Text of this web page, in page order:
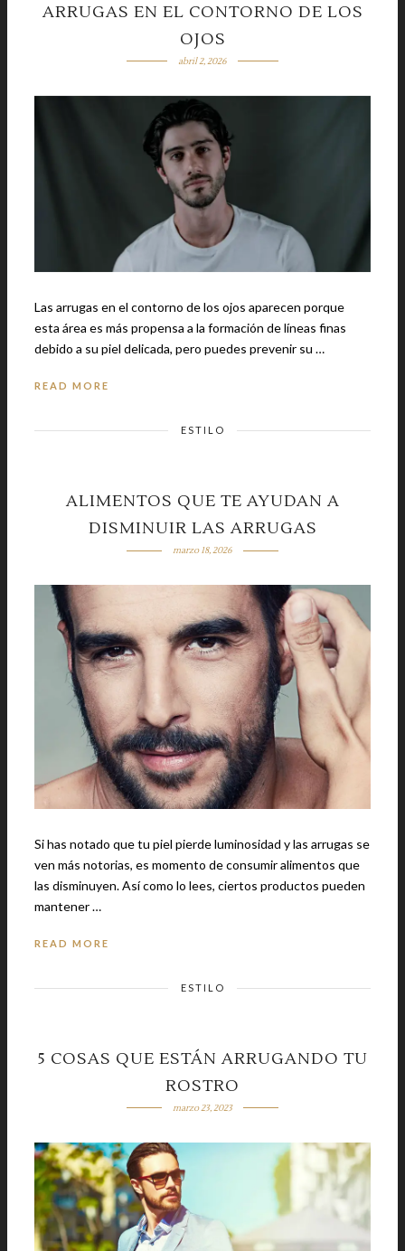
ARRUGAS EN EL CONTORNO DE LOS
OJOS
abril 2, 2026
Las arrugas en el contorno de los ojos aparecen porque
esta área es más propensa a la formación de líneas finas
debido a su piel delicada, pero puedes prevenir su …
READ MORE
ESTILO
ALIMENTOS QUE TE AYUDAN A
DISMINUIR LAS ARRUGAS
marzo 18, 2026
Si has notado que tu piel pierde luminosidad y las arrugas se
ven más notorias, es momento de consumir alimentos que
las disminuyen. Así como lo lees, ciertos productos pueden
mantener …
READ MORE
ESTILO
5 COSAS QUE ESTÁN ARRUGANDO TU
ROSTRO
marzo 23, 2023